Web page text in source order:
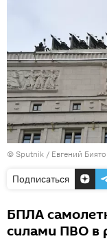
© Sputnik / Евгений
Подписаться
БПЛА
силами ПВО в